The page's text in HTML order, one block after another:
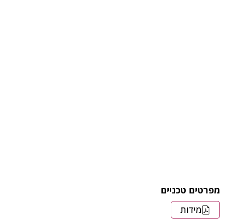
מפרטים טכניים
מידות